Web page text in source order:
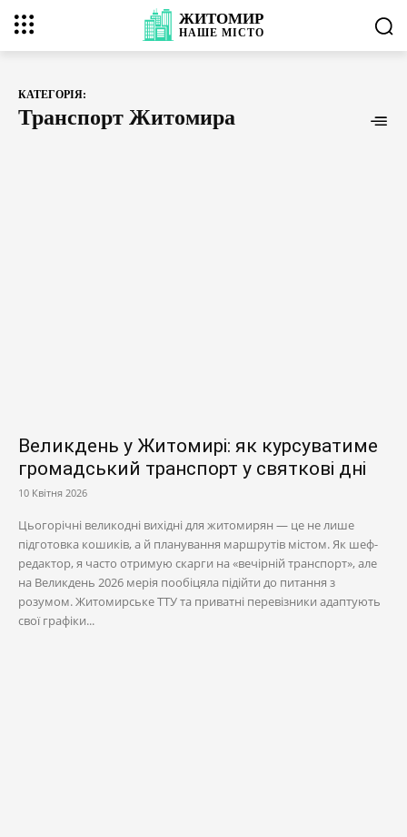
ЖИТОМИР
НАШЕМІСТО
КАТЕГОРІЯ:
Транспорт Житомира
Великдень у Житомирі: як курсуватиме
громадський транспорт у святкові дні
10 Квітня 2026
Цьогорічні великодні вихідні для житомирян — це не лише
підготовка кошиків, а й планування маршрутів містом. Як шеф-
редактор, я часто отримую скарги на «вечірній транспорт», але
на Великдень 2026 мерія пообіцяла підійти до питання з
розумом. Житомирське ТТУ та приватні перевізники адаптують
свої графіки...